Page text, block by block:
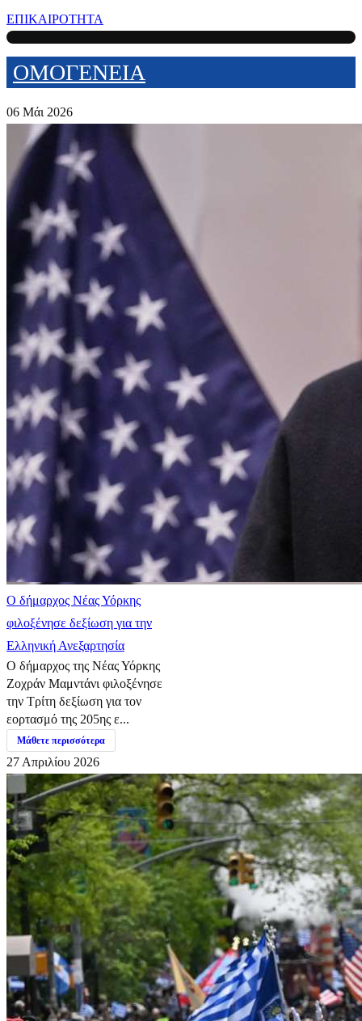
ΕΠΙΚΑΙΡΟΤΗΤΑ
ΟΜΟΓΕΝΕΙΑ
06 Μάι 2026
Ο δήμαρχος Νέας Υόρκης
φιλοξένησε δεξίωση για την
Ελληνική Ανεξαρτησία
Ο δήμαρχος της Νέας Υόρκης
Ζοχράν Μαμντάνι φιλοξένησε
την Τρίτη δεξίωση για τον
εορτασμό της 205ης ε...
Μάθετε περισσότερα
27 Απριλίου 2026